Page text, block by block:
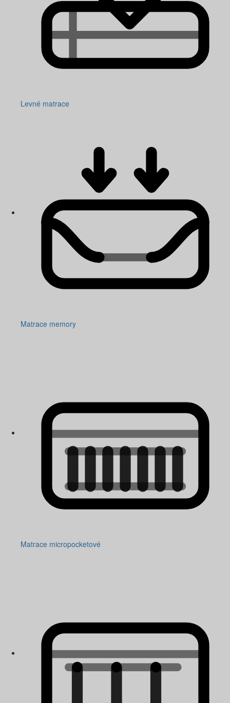
Levné matrace
Matrace memory
Matrace micropocketové